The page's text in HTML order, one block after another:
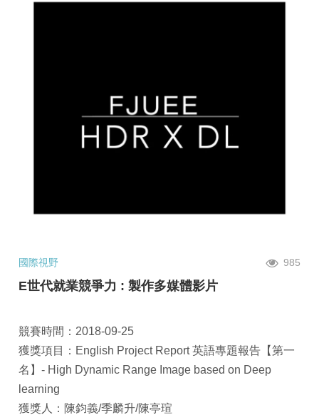
國際視野 985
E世代就業競爭力 : 製作多媒體影片
競賽時間：2018-09-25
獲獎項目：English Project Report 英語專題報告【第一
名】- High Dynamic Range Image based on Deep
learning
獲獎人：陳鈞義/季麟升/陳亭瑄